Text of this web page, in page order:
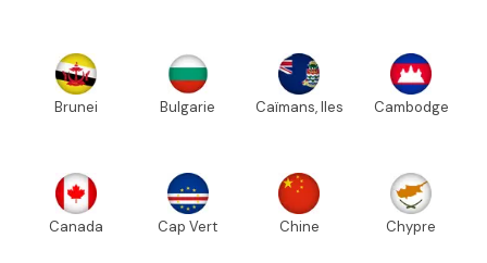
Brunei Bulgarie Caïmans, Iles Cambodge
Canada Cap Vert Chine Chypre